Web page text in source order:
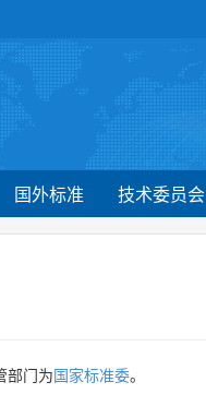
国外标准 技术委员会
部门为国家标准委。